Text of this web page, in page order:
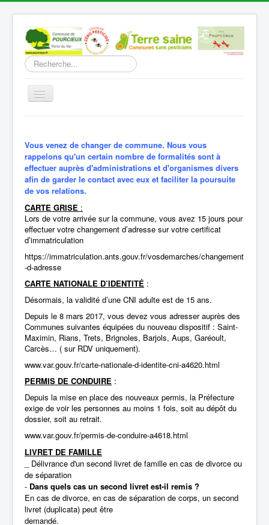
Rechercher
Basculer
Découverte
Vie Municipale
Vie locale
Infos pratiques
Communication
Vous êtes ici : Accueil
Infos pratiques
Nouveaux arrivants
Vous venez de changer de commune. Nous vous
rappelons qu'un certain nombre de formalités sont à
effectuer auprès d'administrations et d'organismes divers
afin de garder le contact avec eux et faciliter la poursuite
de vos relations.
CARTE GRISE :
Lors de votre arrivée sur la commune, vous avez 15 jours pour
effectuer votre changement d’adresse sur votre certificat
d’immatriculation
https://immatriculation.ants.gouv.fr/vosdemarches/changement
-d-adresse
CARTE NATIONALE D’IDENTITÉ :
Désormais, la validité d’une CNI adulte est de 15 ans.
Depuis le 8 mars 2017, vous devez vous adresser auprès des
Communes suivantes équipées du nouveau dispositif : Saint-
Maximin, Rians, Trets, Brignoles, Barjols, Aups, Garéoult,
Carcès… ( sur RDV uniquement).
www.var.gouv.fr/carte-nationale-d-identite-cni-a4620.html
PERMIS DE CONDUIRE :
Depuis la mise en place des nouveaux permis, la Préfecture
exige de voir les personnes au moins 1 fois, soit au dépôt du
dossier, soit au retrait.
www.var.gouv.fr/permis-de-conduire-a4618.html
LIVRET DE FAMILLE
_ Délivrance d'un second livret de famille en cas de divorce ou
de séparation
- Dans quels cas un second livret est-il remis ?
En cas de divorce, en cas de séparation de corps, un second
livret (duplicata) peut être
demandé.